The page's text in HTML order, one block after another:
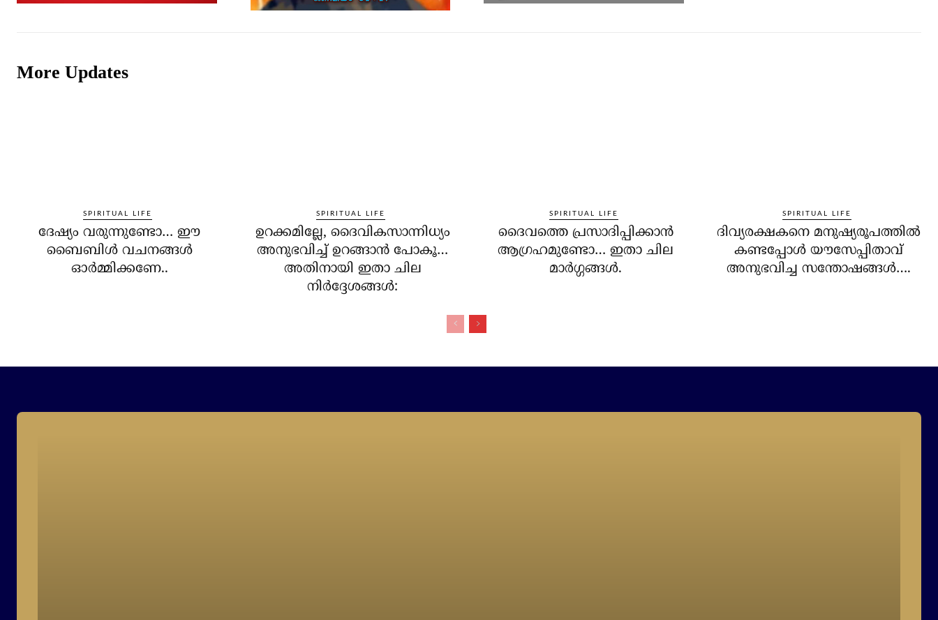
More Updates
SPIRITUAL LIFE
ദേഷ്യം വരുന്നുണ്ടോ… ഈ
ബൈബിള്‍ വചനങ്ങള്‍
ഓര്‍മ്മിക്കണേ..
SPIRITUAL LIFE
ഉറക്കമില്ലേ, ദൈവികസാന്നിധ്യം
അനുഭവിച്ച് ഉറങ്ങാന്‍ പോകൂ…
അതിനായി ഇതാ ചില
നിര്‍ദ്ദേശങ്ങള്‍:
SPIRITUAL LIFE
ദൈവത്തെ പ്രസാദിപ്പിക്കാന്‍
ആഗ്രഹമുണ്ടോ… ഇതാ ചില
മാര്‍ഗ്ഗങ്ങള്‍.
SPIRITUAL LIFE
ദിവ്യരക്ഷകനെ മനുഷ്യരൂപത്തില്‍
കണ്ടപ്പോള്‍ യൗസേപ്പിതാവ്
അനുഭവിച്ച സന്തോഷങ്ങള്‍….